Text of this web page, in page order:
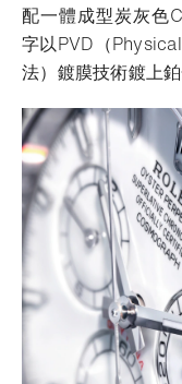
配一體成型炭灰色
字以PVD（
法）鍍膜技術鍍上鉑